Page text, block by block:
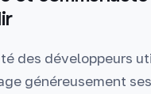
des développeurs
généreusement